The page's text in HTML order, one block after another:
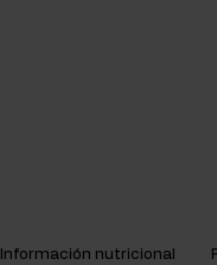
Información nutricional